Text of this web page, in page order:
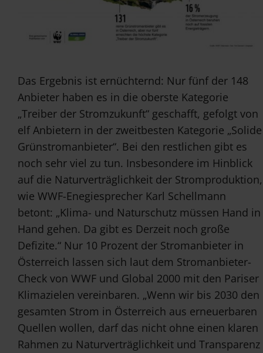
Das Ergebnis ist ernüchternd: Nur fünf der 148
Anbieter haben es in die oberste Kategorie
„Treiber der Stromzukunft“ geschafft, gefolgt von
elf Anbietern in der zweitbesten Kategorie „Solide
Grünstromanbieter“. Bei den restlichen gibt es
noch sehr viel zu tun. Insbesondere im Hinblick
auf die Naturverträglichkeit der Stromproduktion,
wie WWF-Enegiesprecher Karl Schellmann
betont: „Klima- und Naturschutz müssen Hand in
Hand gehen. Da gibt es Derzeit noch große
Defizite.“ Nur 10 Prozent der Stromanbieter in
Österreich lassen sich laut dem Stromanbieter-
Check von WWF und Global 2000 mit den Pariser
Klimazielen vereinbaren. „Wenn wir bis 2030 den
gesamten Strom in Österreich aus erneuerbaren
Quellen wollen, darf das nicht ohne einen klaren
Rahmen zu Naturverträglichkeit und Transparenz